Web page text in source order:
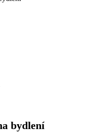
bydlení